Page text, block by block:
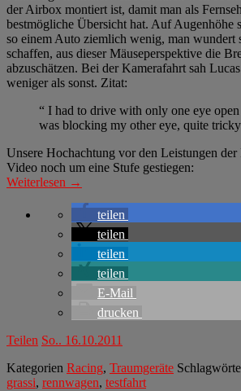
der Airbox montiert ist, damit man als
bestmögliche Übersicht hat. Auf Augenhöhe
so einem Auto ziemlich wenig, man wundert
schaffen, aus dieser Mäuseperspektive die
abzuschätzen. Bei der Kamerafahrt sah
weniger als sonst. Zitat:
“ I had to drive with only one eye open
was blocking my other eye, quite
Unsere Hochachtung vor den Leistungen der
Video noch um eine Stufe gestiegen:
Weiterlesen →
teilen
teilen
teilen
teilen
E-Mail
drucken
Teilen So.. 16.10.2011
Kategorien Racing, Traumgeräte
grassi, rennwagen, testfahrt